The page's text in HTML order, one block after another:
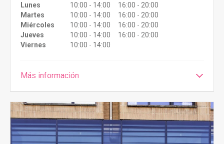
Lunes
10:00 - 14:00 16:00 - 20:00
Martes
10:00 - 14:00 16:00 - 20:00
Miércoles
10:00 - 14:00 16:00 - 20:00
Jueves
10:00 - 14:00 16:00 - 20:00
Viernes
10:00 - 14:00
Más información